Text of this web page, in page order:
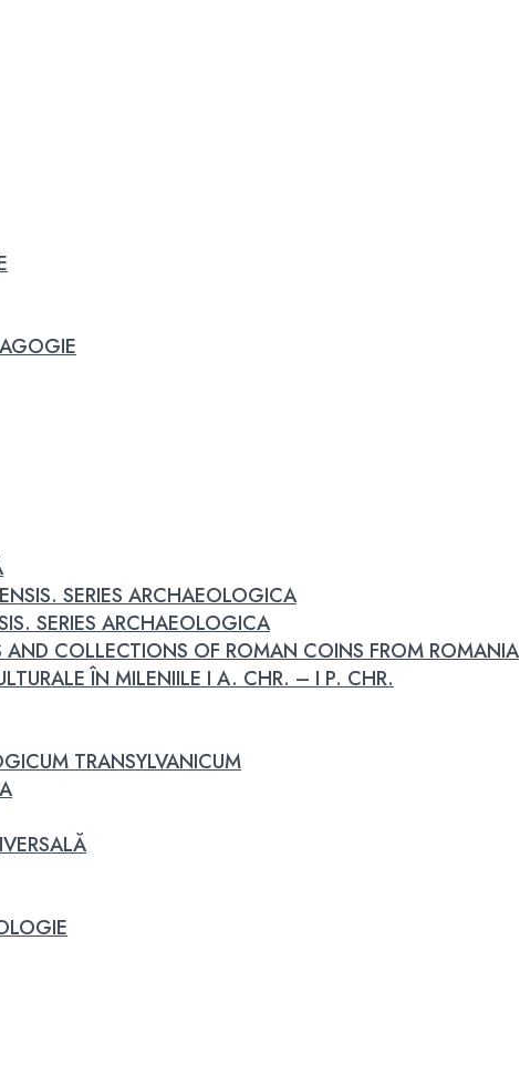
SERIES ARCHAEOLOGICA
SERIES ARCHAEOLOGICA
AND COLLECTIONS OF ROMAN COINS FROM ROMANIA
ÎN MILENIILE I A. CHR. – I P. CHR.
TRANSYLVANICUM